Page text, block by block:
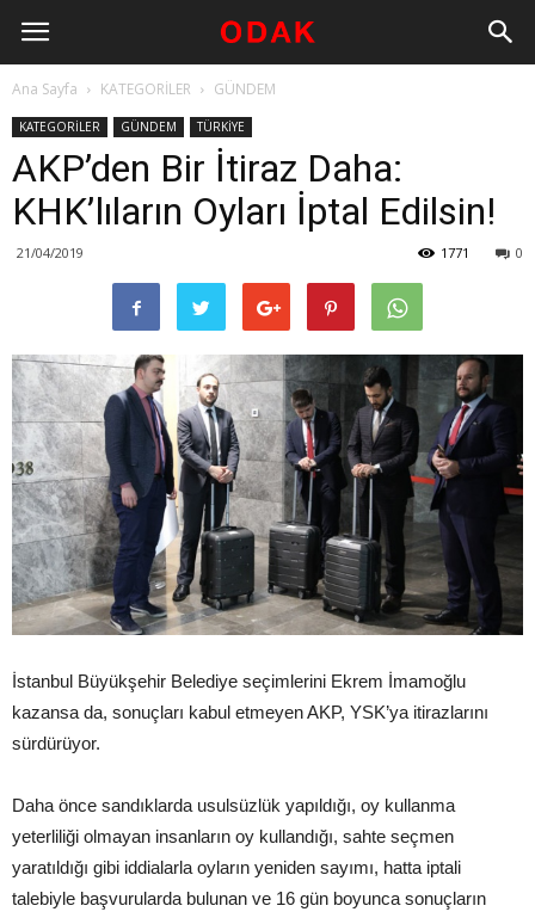
Ana Sayfa KATEGORİLER GÜNDEM
KATEGORİLER GÜNDEM TÜRKİYE
AKP’den Bir İtiraz Daha:
KHK’lıların Oyları İptal Edilsin!
21/04/2019 0
1771
İstanbul Büyükşehir Belediye seçimlerini Ekrem İmamoğlu
kazansa da, sonuçları kabul etmeyen AKP, YSK’ya itirazlarını
sürdürüyor.
Daha önce sandıklarda usulsüzlük yapıldığı, oy kullanma
yeterliliği olmayan insanların oy kullandığı, sahte seçmen
yaratıldığı gibi iddialarla oyların yeniden sayımı, hatta iptali
talebiyle başvurularda bulunan ve 16 gün boyunca sonuçların